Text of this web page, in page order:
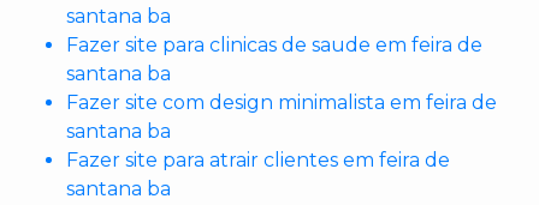
santana ba
Fazer site para clinicas de saude em feira de
santana ba
Fazer site com design minimalista em feira de
santana ba
Fazer site para atrair clientes em feira de
santana ba